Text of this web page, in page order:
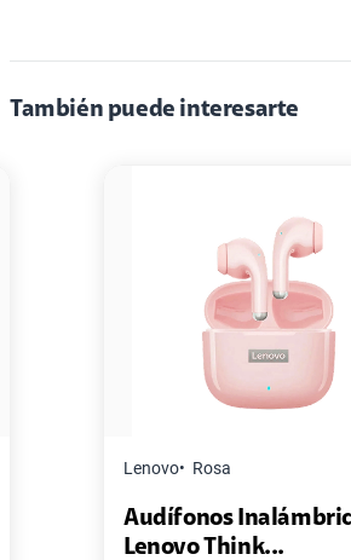
También puede interesarte
Master G
Pack de 2
Master-G ...